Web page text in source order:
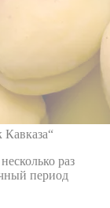
раз
период